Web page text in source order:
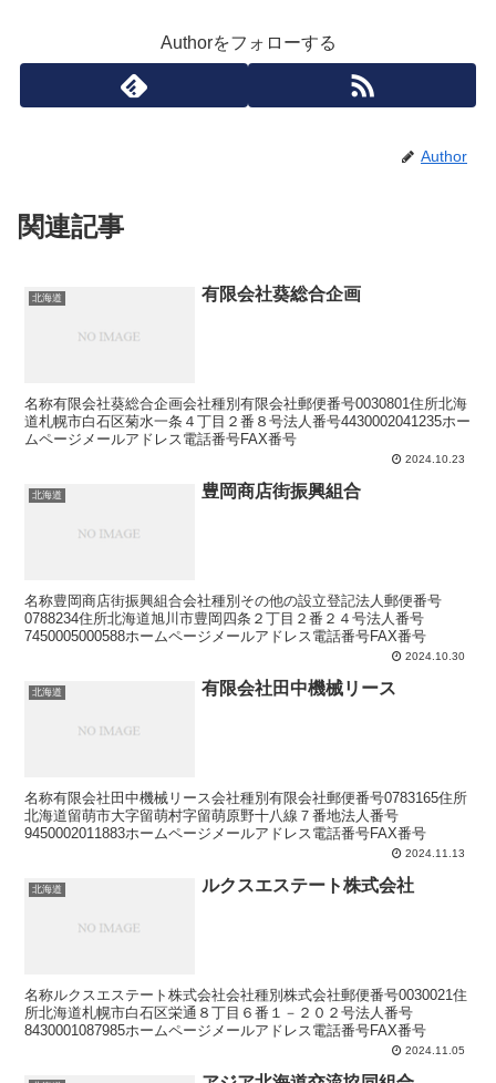
Authorをフォローする
Author
関連記事
北海道 有限会社葵総合企画
名称有限会社葵総合企画会社種別有限会社郵便番号0030801住所北海
道札幌市白石区菊水一条４丁目２番８号法人番号4430002041235ホー
ムページメールアドレス電話番号FAX番号
2024.10.23
北海道 豊岡商店街振興組合
名称豊岡商店街振興組合会社種別その他の設立登記法人郵便番号
0788234住所北海道旭川市豊岡四条２丁目２番２４号法人番号
7450005000588ホームページメールアドレス電話番号FAX番号
2024.10.30
北海道 有限会社田中機械リース
名称有限会社田中機械リース会社種別有限会社郵便番号0783165住所
北海道留萌市大字留萌村字留萌原野十八線７番地法人番号
9450002011883ホームページメールアドレス電話番号FAX番号
2024.11.13
北海道 ルクスエステート株式会社
名称ルクスエステート株式会社会社種別株式会社郵便番号0030021住
所北海道札幌市白石区栄通８丁目６番１－２０２号法人番号
8430001087985ホームページメールアドレス電話番号FAX番号
2024.11.05